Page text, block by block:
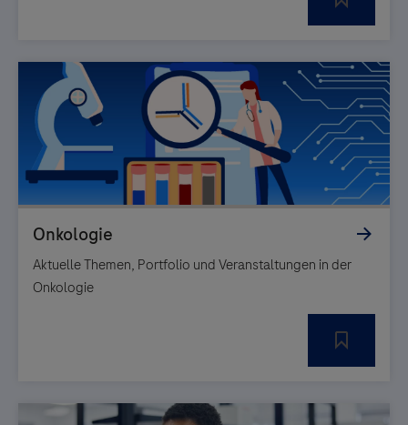
Aktuelle Themen, Portfolio und Veranstaltungen in der
Onkologie